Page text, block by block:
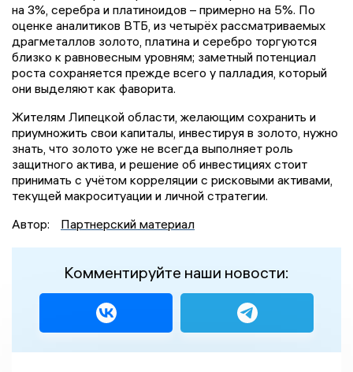
на 3%, серебра и платиноидов – примерно на 5%. По
оценке аналитиков ВТБ, из четырёх рассматриваемых
драгметаллов золото, платина и серебро торгуются
близко к равновесным уровням; заметный потенциал
роста сохраняется прежде всего у палладия, который
они выделяют как фаворита.
Жителям Липецкой области, желающим сохранить и
приумножить свои капиталы, инвестируя в золото, нужно
знать, что золото уже не всегда выполняет роль
защитного актива, и решение об инвестициях стоит
принимать с учётом корреляции с рисковыми активами,
текущей макроситуации и личной стратегии.
Автор:
Партнерский материал
Комментируйте наши новости: